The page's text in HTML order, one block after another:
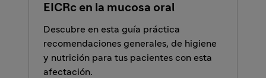
EICRc en la mucosa oral
Descubre en esta guía práctica
recomendaciones generales, de higiene
y nutrición para tus pacientes con esta
afectación.